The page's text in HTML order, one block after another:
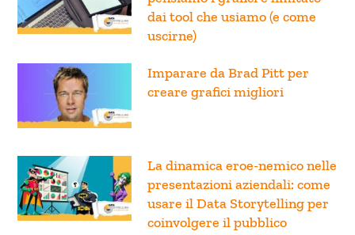
pensiamo i grafici è limitato
dai tool che usiamo (e come
Imparare da Brad Pitt per
La dinamica eroe-nemico nelle
presentazioni aziendali: come
usare il Data Storytelling per